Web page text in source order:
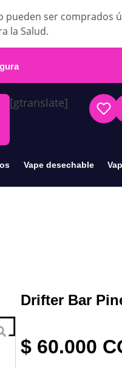
ser comprados
la Salud.
[gtranslate]
Vape desechable
Drifter Bar
$ 60.000